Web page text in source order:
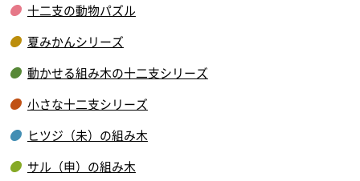
十二支の動物パズル
夏みかんシリーズ
動かせる組み木の十二支シリーズ
小さな十二支シリーズ
ヒツジ（未）の組み木
サル（申）の組み木